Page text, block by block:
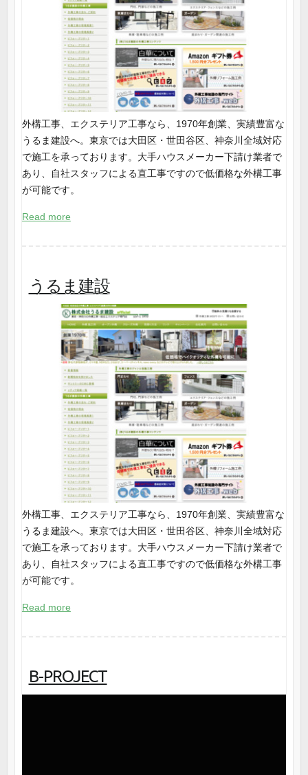
外構工事、エクステリア工事なら、1970年創業、実績豊富な
うるま建設へ。東京では大田区・世田谷区、神奈川全域対応
で施工を承っております。大手ハウスメーカー下請け業者で
あり、自社スタッフによる直工事ですので低価格な外構工事
が可能です。
Read more
うるま建設
外構工事、エクステリア工事なら、1970年創業、実績豊富な
うるま建設へ。東京では大田区・世田谷区、神奈川全域対応
で施工を承っております。大手ハウスメーカー下請け業者で
あり、自社スタッフによる直工事ですので低価格な外構工事
が可能です。
Read more
B-PROJECT